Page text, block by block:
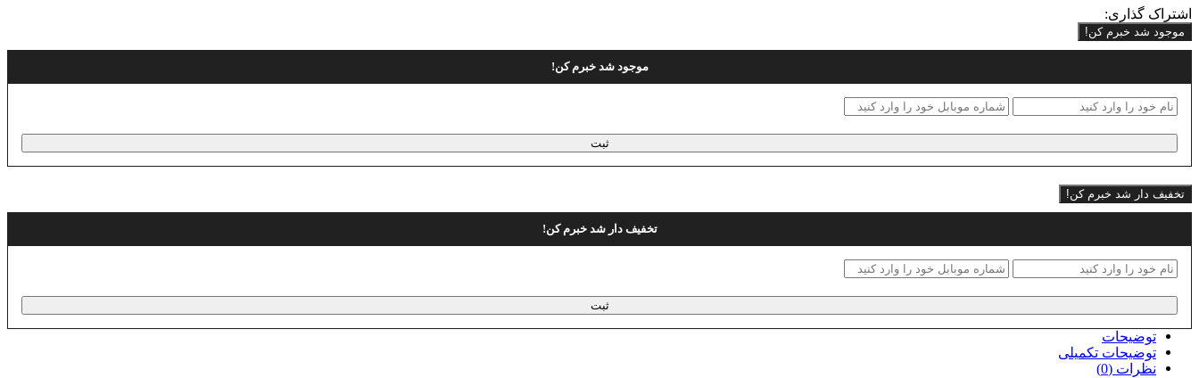
اشتراک گذاری:
موجود شد خبرم کن!
موجود شد خبرم کن!
ثبت
تخفیف دار شد خبرم کن!
تخفیف دار شد خبرم کن!
ثبت
توضیحات
توضیحات تکمیلی
نظرات (0)